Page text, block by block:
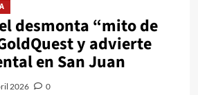
desmonta “mito de
y advierte
en San Juan
2026 0